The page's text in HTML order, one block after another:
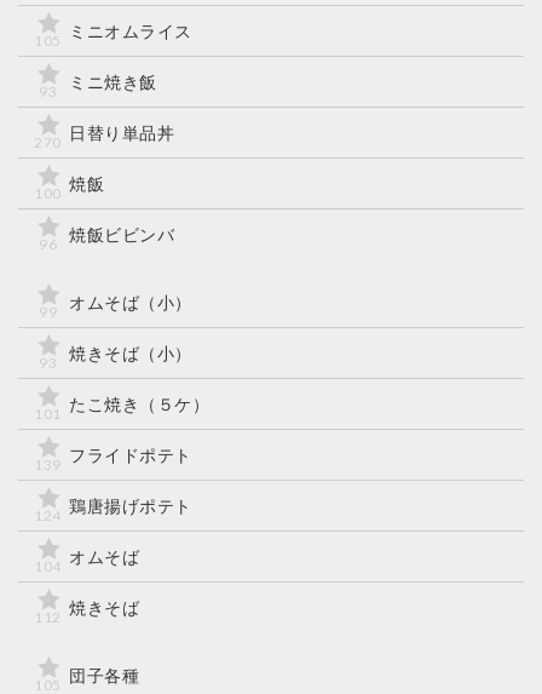
105 ミニオムライス
93 ミニ焼き飯
270 日替り単品丼
100 焼飯
96 焼飯ビビンバ
99 オムそば（小）
93 焼きそば（小）
101 たこ焼き（５ケ）
139 フライドポテト
124 鶏唐揚げポテト
104 オムそば
112 焼きそば
105 団子各種